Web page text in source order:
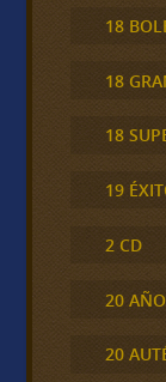
18
18
18
19
2 CD
20
20